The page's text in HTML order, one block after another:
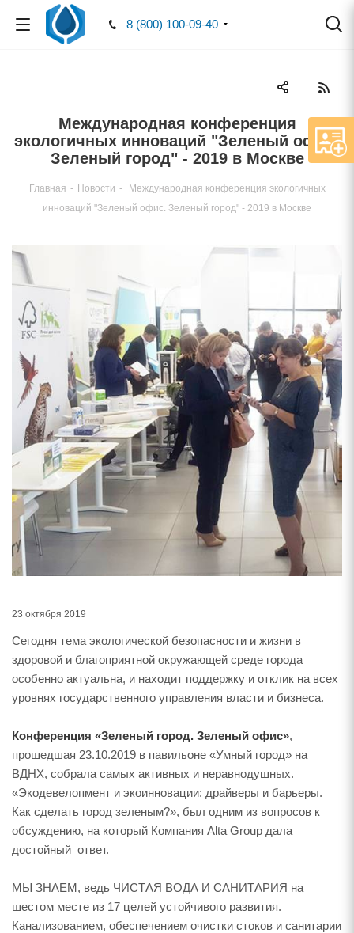
8 (800) 100-09-40
Международная конференция
экологичных инноваций "Зеленый офис.
Зеленый город" - 2019 в Москве
Главная - Новости -
Международная конференция экологичных
инноваций "Зеленый офис. Зеленый город" - 2019 в Москве
23 октября 2019
Сегодня тема экологической безопасности и жизни в
здоровой и благоприятной окружающей среде города
особенно актуальна, и находит поддержку и отклик на всех
уровнях государственного управления власти и бизнеса.
Конференция «Зеленый город. Зеленый офис»,
прошедшая 23.10.2019 в павильоне «Умный город» на
ВДНХ, собрала самых активных и неравнодушных.
«Экодевелопмент и экоинновации: драйверы и барьеры.
Как сделать город зеленым?», был одним из вопросов к
обсуждению, на который Компания Alta Group дала
достойный ответ.
МЫ ЗНАЕМ, ведь ЧИСТАЯ ВОДА И САНИТАРИЯ на
шестом месте из 17 целей устойчивого развития.
Канализованием, обеспечением очистки стоков и санитарии